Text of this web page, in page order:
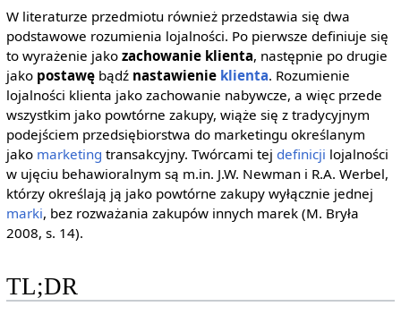
W literaturze przedmiotu również przedstawia się dwa
podstawowe rozumienia lojalności. Po pierwsze definiuje się
to wyrażenie jako zachowanie klienta, następnie po drugie
jako postawębądź nastawienie klienta. Rozumienie
lojalności klienta jako zachowanie nabywcze, a więc przede
wszystkim jako powtórne zakupy, wiąże się z tradycyjnym
podejściem przedsiębiorstwa do marketingu określanym
jako marketing transakcyjny. Twórcami tej definicji lojalności
w ujęciu behawioralnym są m.in. J.W. Newman i R.A. Werbel,
którzy określają ją jako powtórne zakupy wyłącznie jednej
marki, bez rozważania zakupów innych marek (M. Bryła
2008, s. 14).
TL;DR